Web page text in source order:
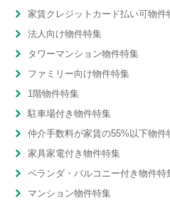
家賃クレジットカード払い可物件
法人向け物件特集
タワーマンション物件特集
ファミリー向け物件特集
1階物件特集
駐車場付き物件特集
仲介手数料が家賃の55%以下物件
家具家電付き物件特集
ベランダ・バルコニー付き物件特
マンション物件特集